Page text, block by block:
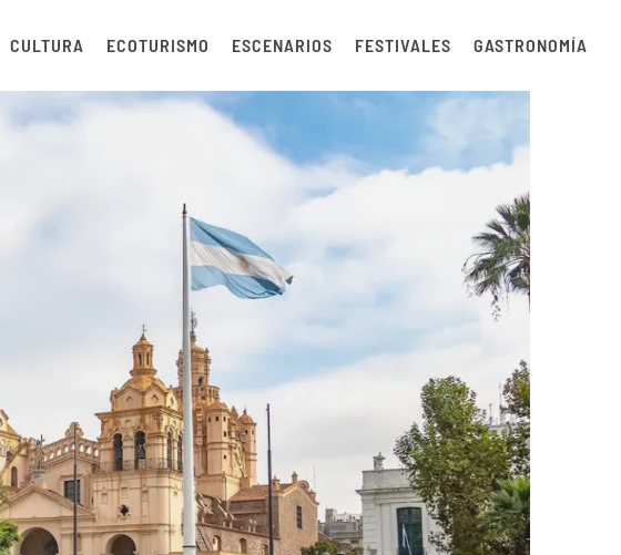
CULTURA ECOTURISMO ESCENARIOS FESTIVALES GASTRONOMÍA